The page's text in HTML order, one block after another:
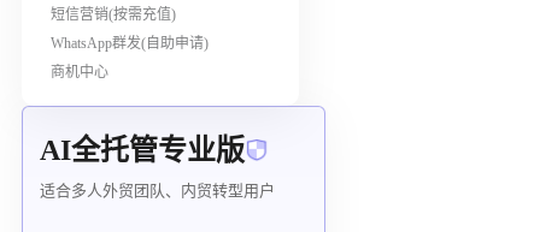
短信营销(按需充值)
WhatsApp群发(自助申请)
商机中心
AI全托管专业版
适合多人外贸团队、内贸转型用户